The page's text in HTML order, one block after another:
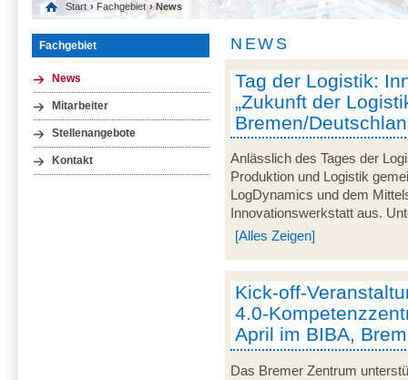
Start › Fachgebiet › News
Fachgebiet
News
Mitarbeiter
Stellenangebote
Kontakt
NEWS
Tag der Logistik:
„Zukunft der
Bremen/
Anlässlich des Tages der
Produktion und Logistik
LogDynamics und dem
Innovationswerkstatt aus.
[Alles Zeigen]
Kick-off-
4.0-
April im BIBA,
Das Bremer Zentrum